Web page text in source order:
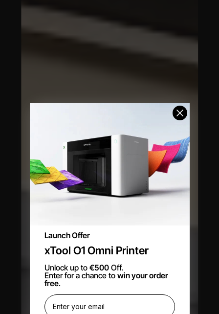
Launch Offer
xTool O1 Omni Printer
Unlock up to €500Off.
Enter for a chance to win your order
free.